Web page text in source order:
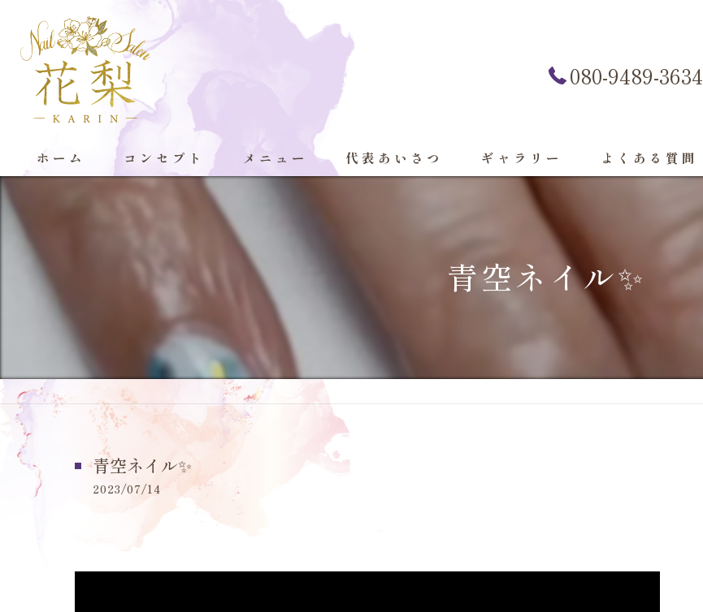
080-9489-3634
ホーム コンセプト メニュー 代表あいさつ ギャラリー よくある質問
青空ネイル✨
青空ネイル✨
2023/07/14